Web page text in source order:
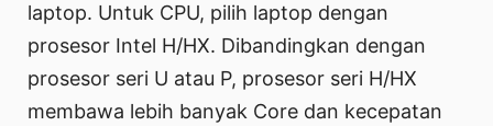
laptop. Untuk CPU, pilih laptop dengan
prosesor Intel H/HX. Dibandingkan dengan
prosesor seri U atau P, prosesor seri H/HX
membawa lebih banyak Core dan kecepatan